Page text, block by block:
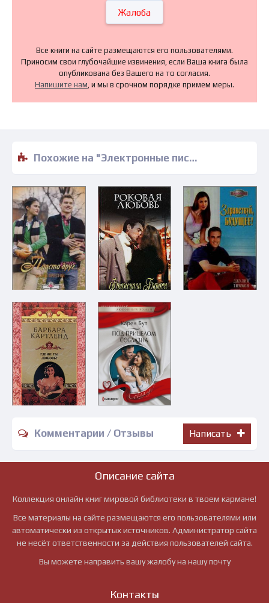
Жалоба
Все книги на сайте размещаются его пользователями.
Приносим свои глубочайшие извинения, если Ваша книга была
опубликована без Вашего на то согласия.
Напишите нам, и мы в срочном порядке примем меры.
Похожие на "Электронные письма любви - Хэдер Макалистер" книги читать бесплатно полные версии
Комментарии / Отзывы Написать
Описание сайта
Коллекция онлайн книг мировой библиотеки в твоем кармане!
Все материалы на сайте размещаются его пользователями или
автоматически из открытых источников. Администратор сайта
не несёт ответственности за действия пользователей сайта.
Вы можете направить вашу жалобу на нашу почту
Контакты